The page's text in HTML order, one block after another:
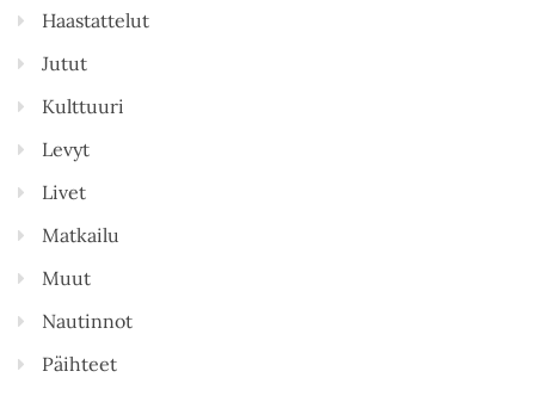
Haastattelut
Jutut
Kulttuuri
Levyt
Livet
Matkailu
Muut
Nautinnot
Päihteet